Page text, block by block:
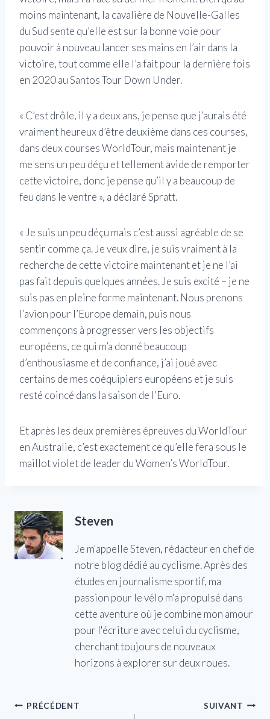
moins maintenant, la cavalière de Nouvelle-Galles
du Sud sente qu’elle est sur la bonne voie pour
pouvoir à nouveau lancer ses mains en l’air dans la
victoire, tout comme elle l’a fait pour la dernière fois
en 2020 au Santos Tour Down Under.
« C’est drôle, il y a deux ans, je pense que j’aurais été
vraiment heureux d’être deuxième dans ces courses,
dans deux courses WorldTour, mais maintenant je
me sens un peu déçu et tellement avide de remporter
cette victoire, donc je pense qu’il y a beaucoup de
feu dans le ventre », a déclaré Spratt.
« Je suis un peu déçu mais c’est aussi agréable de se
sentir comme ça. Je veux dire, je suis vraiment à la
recherche de cette victoire maintenant et je ne l’ai
pas fait depuis quelques années. Je suis excité – je ne
suis pas en pleine forme maintenant. Nous prenons
l’avion pour l’Europe demain, puis nous
commençons à progresser vers les objectifs
européens, ce qui m’a donné beaucoup
d’enthousiasme et de confiance, j’ai joué avec
certains de mes coéquipiers européens et je suis
resté coincé dans la saison de l’Euro.
Et après les deux premières épreuves du WorldTour
en Australie, c’est exactement ce qu’elle fera sous le
maillot violet de leader du Women’s WorldTour.
Steven
Je m'appelle Steven, rédacteur en chef de
notre blog dédié au cyclisme. Après des
études en journalisme sportif, ma
passion pour le vélo m'a propulsé dans
cette aventure où je combine mon amour
pour l'écriture avec celui du cyclisme,
cherchant toujours de nouveaux
horizons à explorer sur deux roues.
Navigation
PRÉCÉDENT SUIVANT